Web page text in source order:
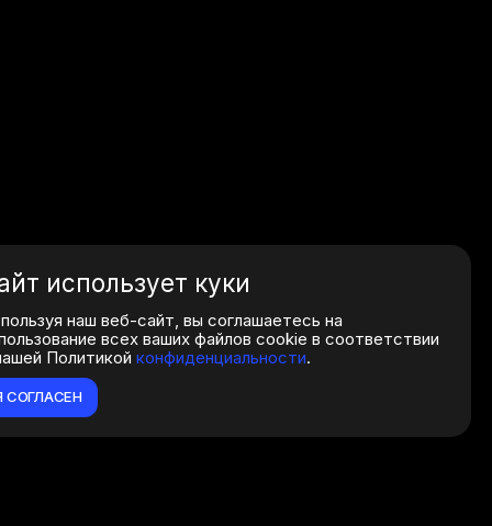
использует куки
наш веб-сайт, вы соглашаетесь на
всех ваших файлов cookie в соответствии
Политикойконфиденциальности.
СОГЛАСЕН